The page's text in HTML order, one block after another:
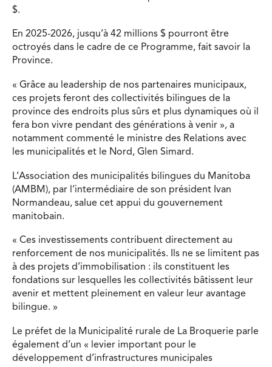
$.
En 2025-2026, jusqu’à 42 millions $ pourront être
octroyés dans le cadre de ce Programme, fait savoir la
Province.
« Grâce au leadership de nos partenaires municipaux,
ces projets feront des collectivités bilingues de la
province des endroits plus sûrs et plus dynamiques où il
fera bon vivre pendant des générations à venir », a
notamment commenté le ministre des Relations avec
les municipalités et le Nord, Glen Simard.
L’Association des municipalités bilingues du Manitoba
(AMBM), par l’intermédiaire de son président Ivan
Normandeau, salue cet appui du gouvernement
manitobain.
« Ces investissements contribuent directement au
renforcement de nos municipalités. Ils ne se limitent pas
à des projets d’immobilisation : ils constituent les
fondations sur lesquelles les collectivités bâtissent leur
avenir et mettent pleinement en valeur leur avantage
bilingue. »
Le préfet de la Municipalité rurale de La Broquerie parle
également d’un « levier important pour le
développement d’infrastructures municipales